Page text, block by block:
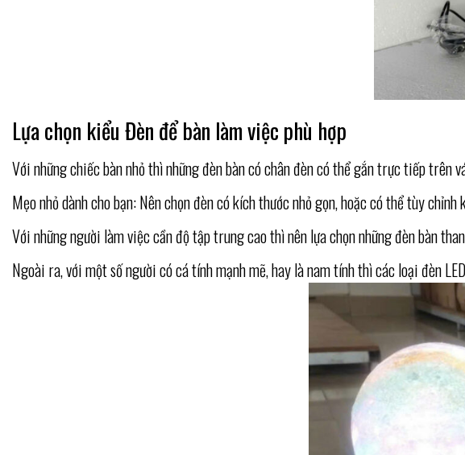
Lựa chọn kiểu Đèn để bàn làm việc phù hợp
Với những chiếc bàn nhỏ thì những đèn bàn có chân đèn có thể gắn trực tiếp trên
Mẹo nhỏ dành cho bạn: Nên chọn đèn có kích thước nhỏ gọn, hoặc có thể tùy
Với những người làm việc cần độ tập trung cao thì nên lựa chọn những đèn bàn
Ngoài ra, với một số người có cá tính mạnh mẽ, hay là nam tính thì các loại đèn